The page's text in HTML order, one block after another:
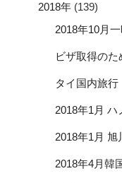
2018年 (139)
2018年10月
ビザ取得の
タイ国内旅
2018年1月 ハ
2018年1月 旭
2018年4月韓